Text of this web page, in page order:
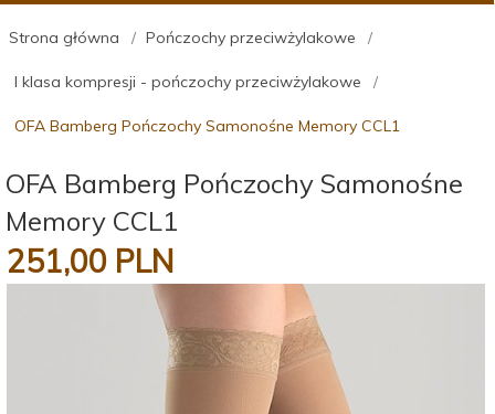
Strona główna Pończochy przeciwżylakowe
I klasa kompresji - pończochy przeciwżylakowe
OFA Bamberg Pończochy Samonośne Memory CCL1
OFA Bamberg Pończochy Samonośne
Memory CCL1
251,00 PLN